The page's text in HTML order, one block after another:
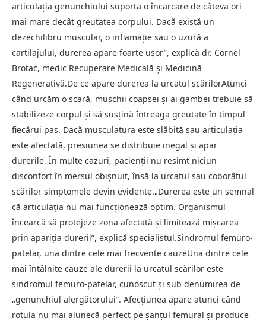
articulația genunchiului suportă o încărcare de câteva ori
mai mare decât greutatea corpului. Dacă există un
dezechilibru muscular, o inflamație sau o uzură a
cartilajului, durerea apare foarte ușor”, explică dr. Cornel
Brotac, medic Recuperare Medicală și Medicină
Regenerativă.De ce apare durerea la urcatul scărilorAtunci
când urcăm o scară, mușchii coapsei și ai gambei trebuie să
stabilizeze corpul și să susțină întreaga greutate în timpul
fiecărui pas. Dacă musculatura este slăbită sau articulația
este afectată, presiunea se distribuie inegal și apar
durerile. În multe cazuri, pacienții nu resimt niciun
disconfort în mersul obișnuit, însă la urcatul sau coborâtul
scărilor simptomele devin evidente.„Durerea este un semnal
că articulația nu mai funcționează optim. Organismul
încearcă să protejeze zona afectată și limitează mișcarea
prin apariția durerii”, explică specialistul.Sindromul femuro-
patelar, una dintre cele mai frecvente cauzeUna dintre cele
mai întâlnite cauze ale durerii la urcatul scărilor este
sindromul femuro-patelar, cunoscut și sub denumirea de
„genunchiul alergătorului”. Afecțiunea apare atunci când
rotula nu mai alunecă perfect pe șanțul femural și produce